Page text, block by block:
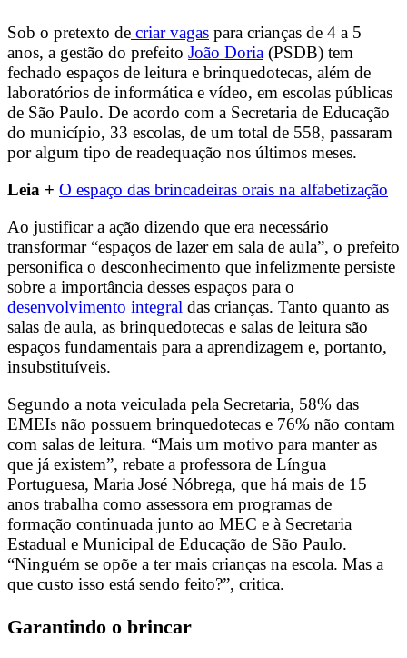
Sob o pretexto de criar vagas para crianças de 4 a 5
anos, a gestão do prefeito João Doria (PSDB) tem
fechado espaços de leitura e brinquedotecas, além de
laboratórios de informática e vídeo, em escolas públicas
de São Paulo. De acordo com a Secretaria de Educação
do município, 33 escolas, de um total de 558, passaram
por algum tipo de readequação nos últimos meses.
Leia + O espaço das brincadeiras orais na alfabetização
Ao justificar a ação dizendo que era necessário
transformar “espaços de lazer em sala de aula”, o prefeito
personifica o desconhecimento que infelizmente persiste
sobre a importância desses espaços para o
desenvolvimento integral das crianças. Tanto quanto as
salas de aula, as brinquedotecas e salas de leitura são
espaços fundamentais para a aprendizagem e, portanto,
insubstituíveis.
Segundo a nota veiculada pela Secretaria, 58% das
EMEIs não possuem brinquedotecas e 76% não contam
com salas de leitura. “Mais um motivo para manter as
que já existem”, rebate a professora de Língua
Portuguesa, Maria José Nóbrega, que há mais de 15
anos trabalha como assessora em programas de
formação continuada junto ao MEC e à Secretaria
Estadual e Municipal de Educação de São Paulo.
“Ninguém se opõe a ter mais crianças na escola. Mas a
que custo isso está sendo feito?”, critica.
Garantindo o brincar